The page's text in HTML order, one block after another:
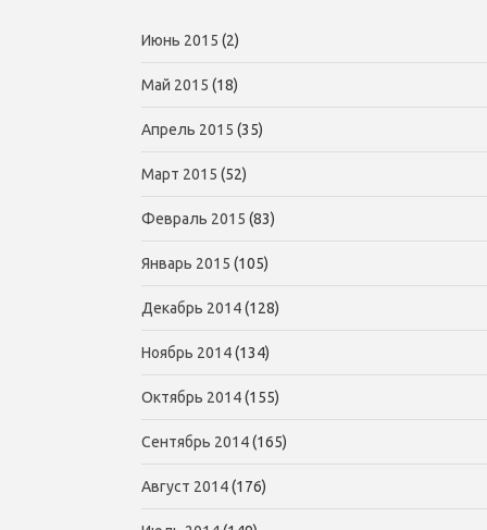
Июнь 2015 (2)
Май 2015 (18)
Апрель 2015 (35)
Март 2015 (52)
Февраль 2015 (83)
Январь 2015 (105)
Декабрь 2014(128)
Ноябрь 2014(134)
Октябрь 2014(155)
Сентябрь 2014(165)
Август 2014(176)